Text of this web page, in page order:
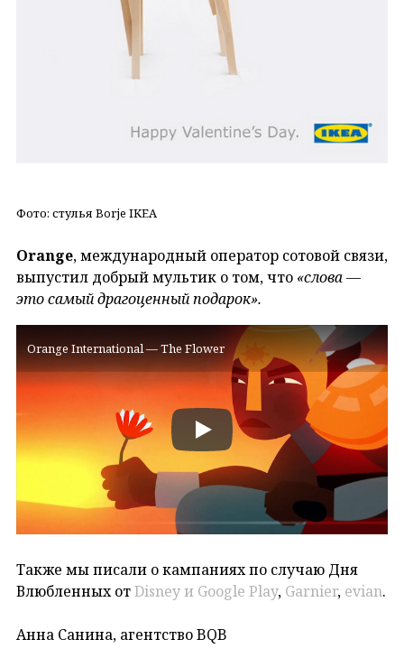
Фото: стулья Borje IKEA
Orange, международный оператор сотовой связи,
выпустил добрый мультик о том, что «слова —
это самый драгоценный подарок».
Orange International — The Flower
Также мы писали о кампаниях по случаю Дня
Влюбленных отDisney и Google Play, Garnier, evian.
Анна Санина, агентство BQB